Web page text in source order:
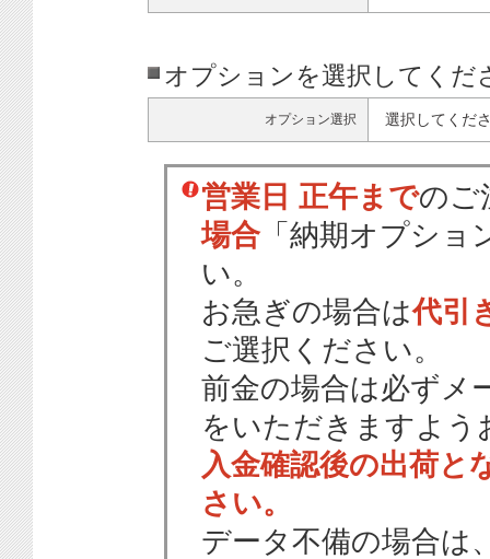
オプションを選択してくだ
オプション選択 選択してくだ
営業日 正午までのご
場合 「納期オプショ
い。
お急ぎの場合は代引
ご選択ください。
前金の場合は必ずメ
をいただきますよう
入金確認後の出荷と
さい。
データ不備の場合は